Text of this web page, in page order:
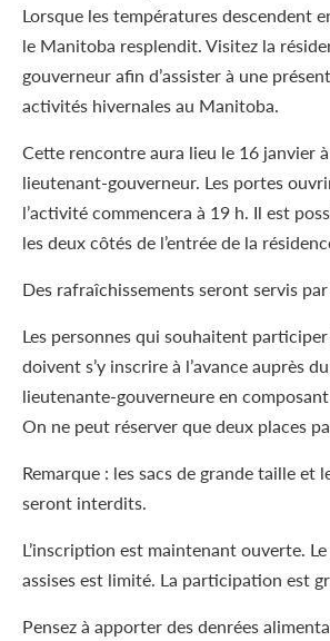
Lorsque les températures descendent
le Manitoba resplendit. Visitez la
gouverneur afin d’assister à une
activités hivernales au Manitoba.
Cette rencontre aura lieu le 16 janvier
lieutenant-gouverneur. Les portes
l’activité commencera à 19 h. Il est
les deux côtés de l’entrée de la
Des rafraîchissements seront servis
Les personnes qui souhaitent
doivent s’y inscrire à l’avance auprès
lieutenante-gouverneure en
On ne peut réserver que deux places
Remarque : les sacs de grande taille et
seront interdits.
L’inscription est maintenant ouverte.
assises est limité. La participation est
Pensez à apporter des denrées